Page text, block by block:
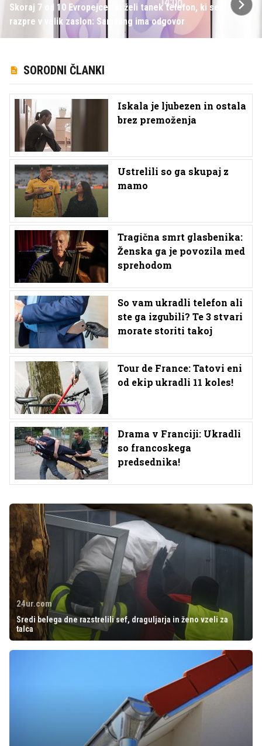
Skoraj 7 od 10 Evropejcev si želi tanek telefon, ki se
razpre v velik zaslon: Samsung ima odgovor
SORODNI ČLANKI
Iskala je ljubezen in ostala
brez premoženja
Ustrelili so ga skupaj z
mamo
Tragična smrt glasbenika:
Ženska ga je povozila med
sprehodom
So vam ukradli telefon ali
ste ga izgubili? Te 3 stvari
morate storiti takoj
Tour de France: Tatovi eni
od ekip ukradli 11 koles!
Drama v Franciji: Ukradli
so francoskega
predsednika!
24ur.com
Sredi belega dne razstrelili sef, draguljarja in ženo vzeli za
talca